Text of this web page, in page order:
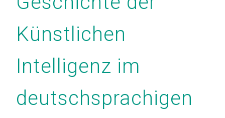
Künstlichen
Intelligenz im
deutschsprachigen